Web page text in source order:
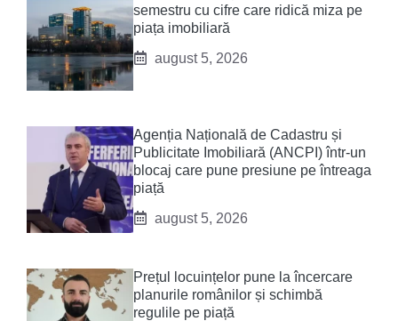
semestru cu cifre care ridică miza pe
piața imobiliară
august 5, 2026
Agenția Națională de Cadastru și
Publicitate Imobiliară (ANCPI) într-un
blocaj care pune presiune pe întreaga
piață
august 5, 2026
Prețul locuințelor pune la încercare
planurile românilor și schimbă
regulile pe piață